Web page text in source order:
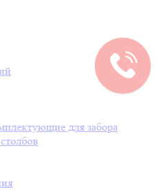
для забора